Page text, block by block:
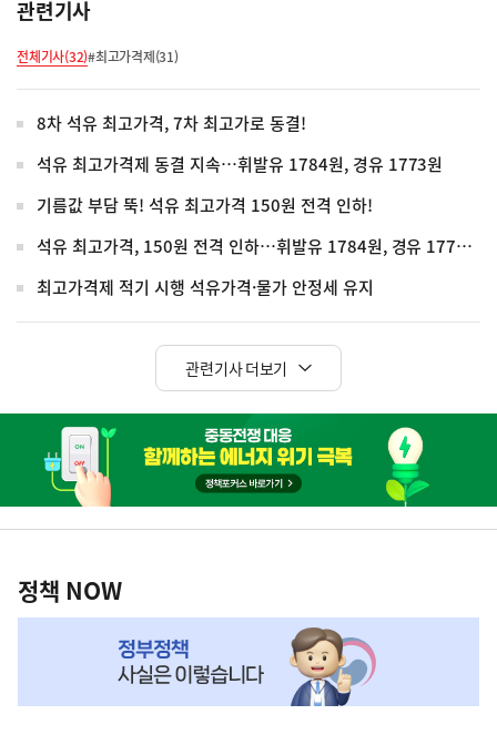
관련기사
전체기사(32)#최고가격제(31)
8차 석유 최고가격, 7차 최고가로 동결!
석유 최고가격제 동결 지속…휘발유 1784원, 경유 1773원
기름값 부담 뚝! 석유 최고가격 150원 전격 인하!
석유 최고가격, 150원 전격 인하…휘발유 1784원, 경유 1773원
최고가격제 적기 시행 석유가격·물가 안정세 유지
관련기사 더보기
배
너
역책
NOW,
정책 NOW